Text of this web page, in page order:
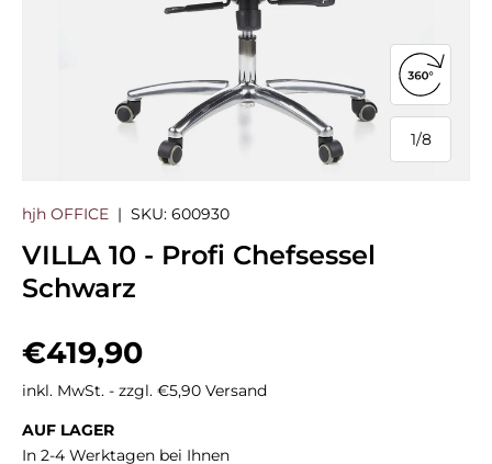
1/
von
8
360°-
hjh OFFICE | SKU: 600930
VILLA 10 - Profi Chefsessel
Schwarz
Normaler Preis
€419,90
inkl. MwSt. - zzgl. €5,90 Versand
AUF LAGER
In 2-4 Werktagen bei Ihnen